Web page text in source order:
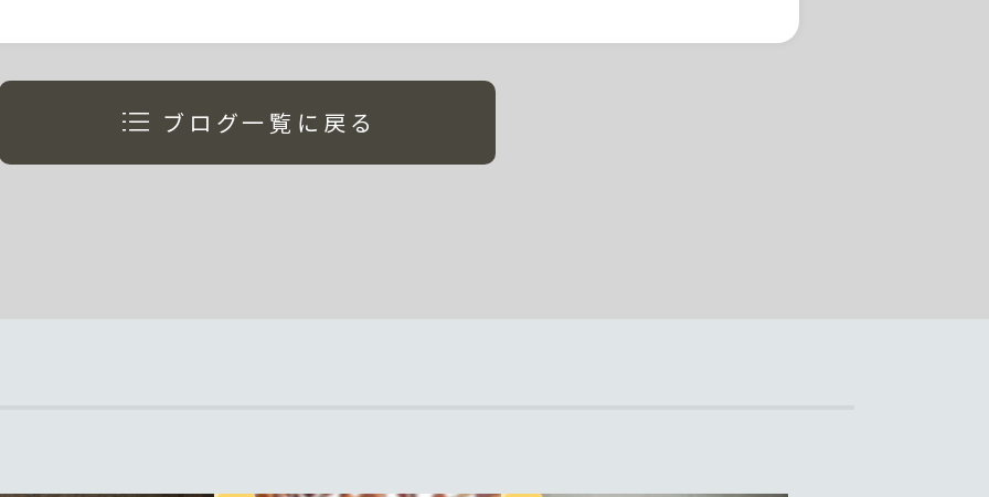
ブログ一覧に戻る